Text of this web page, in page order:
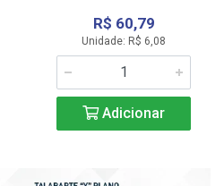
R$ 60,79
Unidade: R$ 6,08
Adicionar